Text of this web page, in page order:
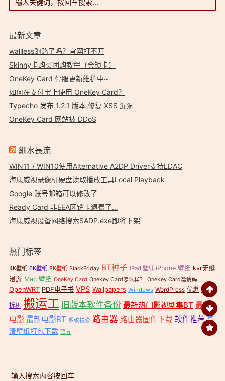
最新文章
wallless跑路了吗？官网打不开
Skinny卡购买团购教程（会锁卡）
OneKey Card 停服更新维护中~
如何在支付宝上使用 OneKey Card？
Typecho 发布 1.2.1 版本 修复 XSS 漏洞
OneKey Card 网站被 DDoS
細水長流
WIN11 / WIN10使用Alternative A2DP Driver支持LDAC
海康威视录像机硬盘读取播放工具Local Playback
Google 账号邮箱可以修改了
Ready Card 非EEA区销卡退费了…
海康威视设备网络搜索SADP.exe即将下架
热门标签
4K壁纸 6K壁纸 8K壁纸 BlackFriday BT种子 iPad 壁纸 iPhone 壁纸 kvr无缝
漫游 Mac 壁纸 OneKey Card OneKey Card怎么样？ OneKey Card邀请码
OpenWRT PDF电子书 VPS Wallpapers Windows WordPress 优惠 壁纸
拆机 搬运工 旧版本软件备份 最新热门影视剧集BT 最新
电影 最新电影BT 系统镜像 路由器 路由器固件下载 软件推荐 高
清壁纸打包下载 黑五